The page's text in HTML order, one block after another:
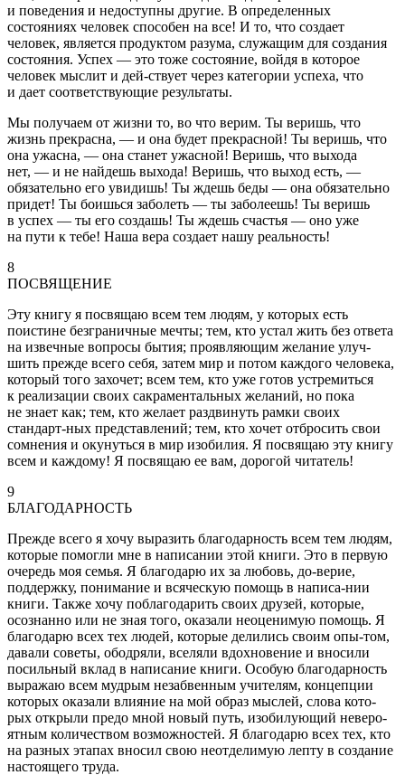
и поведения и недоступны другие. В определенных
состояниях человек способен на все! И то, что создает
человек, является продуктом разума, служащим для создания
состояния. Успех — это тоже состояние, войдя в которое
человек мыслит и дей-ствует через категории успеха, что
и дает соответствующие результаты.
Мы получаем от жизни то, во что верим. Ты веришь, что
жизнь прекрасна, — и она будет прекрасной! Ты веришь, что
она ужасна, — она станет ужасной! Веришь, что выхода
нет, — и не найдешь выхода! Веришь, что выход есть, —
обязательно его увидишь! Ты ждешь беды — она обязательно
придет! Ты боишься заболеть — ты заболеешь! Ты веришь
в успех — ты его создашь! Ты ждешь счастья — оно уже
на пути к тебе! Наша вера создает нашу реальность!
8
ПОСВЯЩЕНИЕ
Эту книгу я посвящаю всем тем людям, у которых есть
поистине безграничные мечты; тем, кто устал жить без ответа
на извечные вопросы бытия; проявляющим желание улуч-
шить прежде всего себя, затем мир и потом каждого человека,
который того захочет; всем тем, кто уже готов устремиться
к реализации своих сакраментальных желаний, но пока
не знает как; тем, кто желает раздвинуть рамки своих
стандарт-ных представлений; тем, кто хочет отбросить свои
сомнения и окунуться в мир изобилия. Я посвящаю эту книгу
всем и каждому! Я посвящаю ее вам, дорогой читатель!
9
БЛАГОДАРНОСТЬ
Прежде всего я хочу выразить благодарность всем тем людям,
которые помогли мне в написании этой книги. Это в первую
очередь моя семья. Я благодарю их за любовь, до-верие,
поддержку, понимание и всяческую помощь в написа-нии
книги. Также хочу поблагодарить своих друзей, которые,
осознанно или не зная того, оказали неоценимую помощь. Я
благодарю всех тех людей, которые делились своим опы-том,
давали советы, ободряли, вселяли вдохновение и вносили
посильный вклад в написание книги. Особую благодарность
выражаю всем мудрым незабвенным учителям, концепции
которых оказали влияние на мой образ мыслей, слова кото-
рых открыли предо мной новый путь, изобилующий неверо-
ятным количеством возможностей. Я благодарю всех тех, кто
на разных этапах вносил свою неотделимую лепту в создание
настоящего труда.